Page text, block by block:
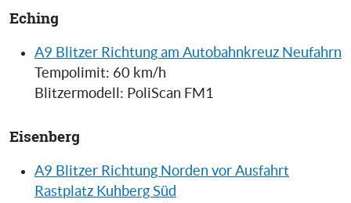
Eching
A9 Blitzer Richtung am Autobahnkreuz Neufahrn
Tempolimit: 60 km/h
Blitzermodell: PoliScan FM1
Eisenberg
A9 Blitzer Richtung Norden vor Ausfahrt
Rastplatz Kuhberg Süd